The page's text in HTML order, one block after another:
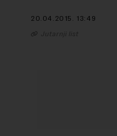
20.04.2015. 13:49
Jutarnji list